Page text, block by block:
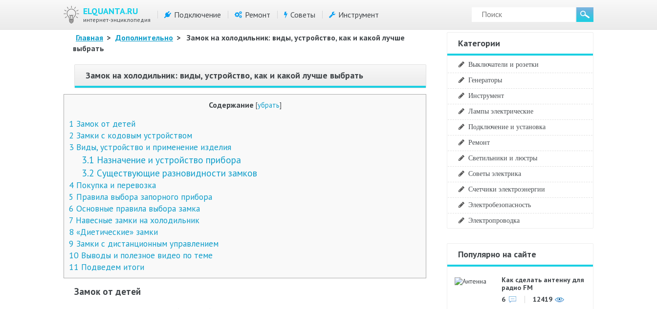
ELQUANTA.RU
интернет-энциклопедия
Подключение Ремонт Советы Инструмент
Главная > Дополнительно >
Замок на холодильник: виды, устройство, как и какой лучше
выбрать
Замок на холодильник: виды, устройство, как и какой лучше выбрать
Содержание [убрать]
1 Замок от детей
2 Замки с кодовым устройством
3 Виды, устройство и применение изделия
3.1 Назначение и устройство прибора
3.2 Существующие разновидности замков
4 Покупка и перевозка
5 Правила выбора запорного прибора
6 Основные правила выбора замка
7 Навесные замки на холодильник
8 «Диетические» замки
9 Замки с дистанционным управлением
10 Выводы и полезное видео по теме
11 Подведем итоги
Замок от детей
Категории
Выключатели и розетки
Генераторы
Инструмент
Лампы электрические
Подключение и установка
Ремонт
Светильники и люстры
Советы электрика
Счетчики электроэнергии
Электробезопасность
Электропроводка
Популярно на сайте
Как сделать антенну для
радио FM
6
12419